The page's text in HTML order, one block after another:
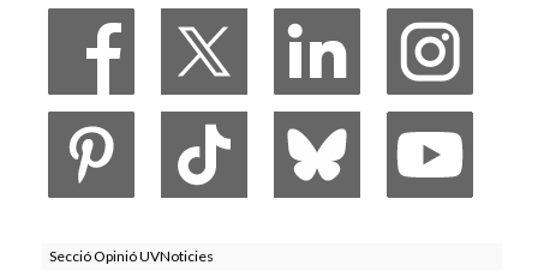
Secció Opinió UVNoticies